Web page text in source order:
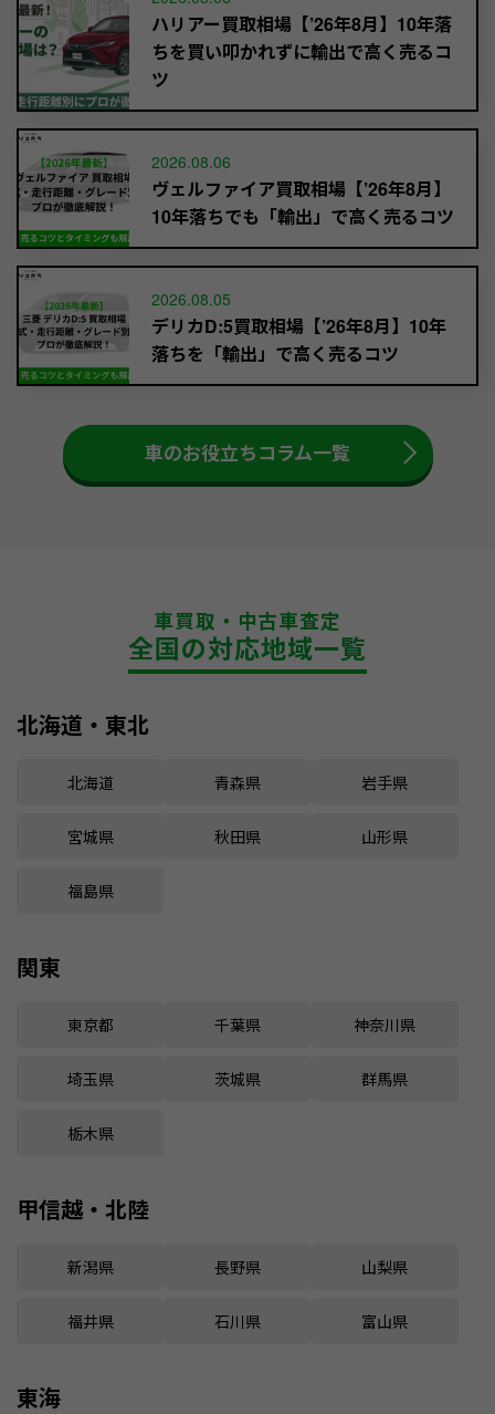
ハリアー買取相場【’26年8月】10年落
ちを買い叩かれずに輸出で高く売るコ
ツ
2026.08.06
ヴェルファイア買取相場【’26年8月】
10年落ちでも「輸出」で高く売るコツ
2026.08.05
デリカD:5買取相場【’26年8月】10年
落ちを「輸出」で高く売るコツ
車のお役立ちコラム一覧
車買取・中古車査定
全国の対応地域一覧
北海道・東北
北海道 青森県 岩手県
宮城県 秋田県 山形県
福島県
関東
東京都 千葉県 神奈川県
埼玉県 茨城県 群馬県
栃木県
甲信越・北陸
新潟県 長野県 山梨県
福井県 石川県 富山県
東海